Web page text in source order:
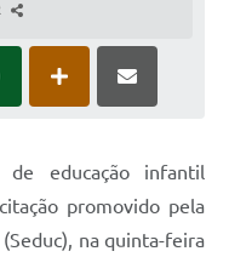
de educação infantil
promovido pela
na quinta-feira